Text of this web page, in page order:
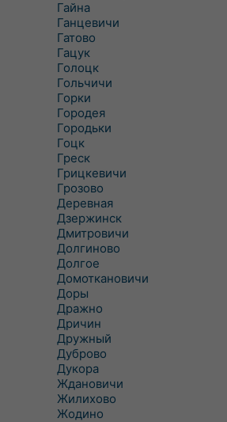
Гайна
Ганцевичи
Гатово
Гацук
Голоцк
Гольчичи
Горки
Городея
Городьки
Гоцк
Греск
Грицкевичи
Грозово
Деревная
Дзержинск
Дмитровичи
Долгиново
Долгое
Домоткановичи
Доры
Дражно
Дричин
Дружный
Дуброво
Дукора
Ждановичи
Жилихово
Жодино